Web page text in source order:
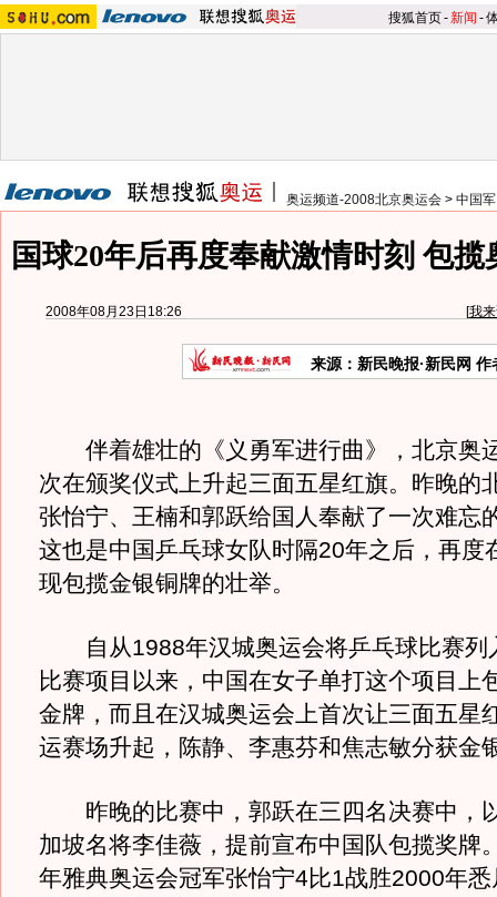
搜狐首页-新闻 -
奥运频道-2008北京奥运会 > 中国
国球20年后再度奉献激情时刻 包
2008年08月23日18:26 [我
来源：新民晚报·新民网 作
伴着雄壮的《义勇军进行曲》，北京奥
次在颁奖仪式上升起三面五星红旗。昨晚的
张怡宁、王楠和郭跃给国人奉献了一次难忘
这也是中国乒乓球女队时隔20年之后，再度
现包揽金银铜牌的壮举。
自从1988年汉城奥运会将乒乓球比赛列
比赛项目以来，中国在女子单打这个项目上
金牌，而且在汉城奥运会上首次让三面五星
运赛场升起，陈静、李惠芬和焦志敏分获金
昨晚的比赛中，郭跃在三四名决赛中，
加坡名将李佳薇，提前宣布中国队包揽奖牌
年雅典奥运会冠军张怡宁4比1战胜2000年